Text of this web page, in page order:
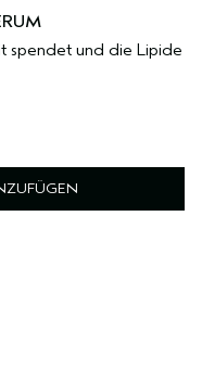
spendet und die Lipide